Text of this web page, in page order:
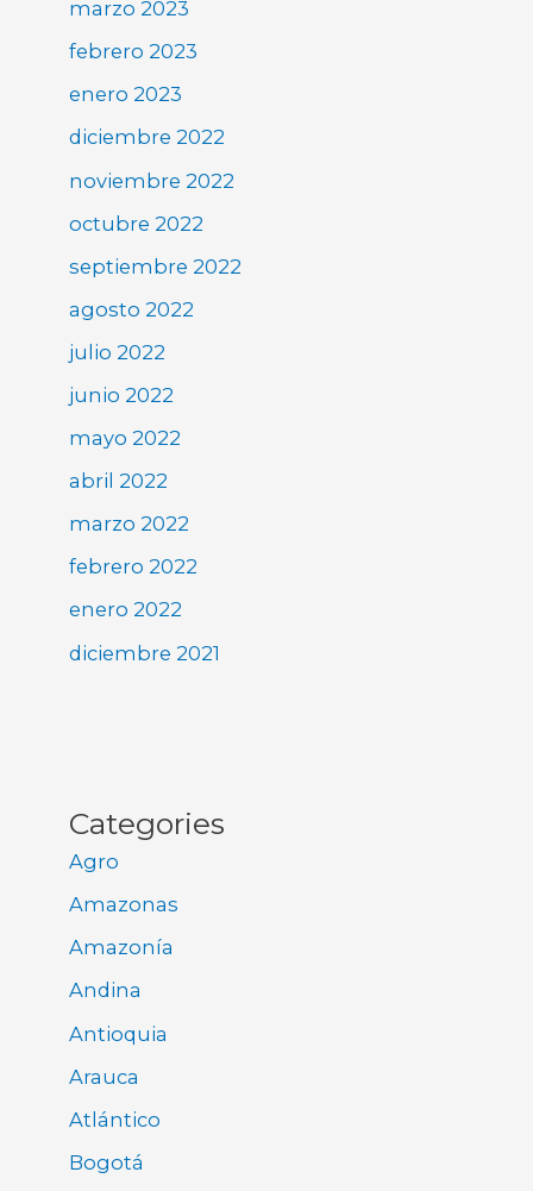
marzo 2023
febrero 2023
enero 2023
diciembre 2022
noviembre 2022
octubre 2022
septiembre 2022
agosto 2022
julio 2022
junio 2022
mayo 2022
abril 2022
marzo 2022
febrero 2022
enero 2022
diciembre 2021
Categories
Agro
Amazonas
Amazonía
Andina
Antioquia
Arauca
Atlántico
Bogotá